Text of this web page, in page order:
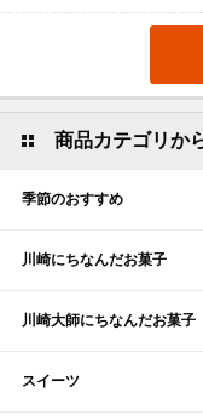
商品カテゴリか
季節のおすすめ
川崎にちなんだお菓子
川崎大師にちなんだお菓子
スイーツ